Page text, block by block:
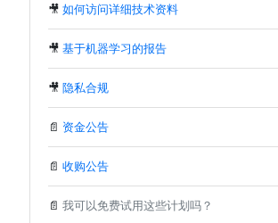
🎥 如何访问详细技术资料
🎥 基于机器学习的报告
🎥 隐私合规
📄 资金公告
📄 收购公告
📄 我可以免费试用这些计划吗？